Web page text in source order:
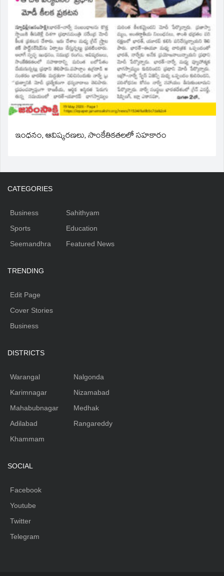
ఇంధనం, ఆవిష్కరణలు, సాంకేతికతలలో సహకారం
CATEGORIES
Business
Sports
Seemandhra
Sahithyam
Education
Featured News
TRENDING
Edit Page
Cover Stories
Business
DISTRICTS
Warangal
Karimnagar
Mahabubnagar
Adilabad
Khammam
Nalgonda
Nizamabad
Medhak
Rangareddy
SOCIAL
Facebook
Youtube
Twitter
Telegram